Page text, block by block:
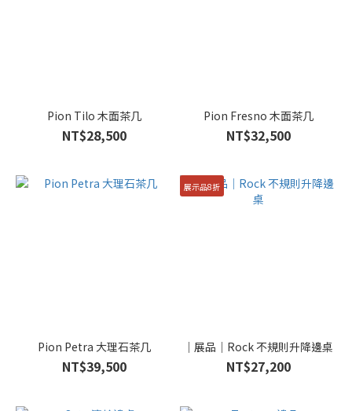
Pion Tilo 木面茶几
NT$28,500
Pion Fresno 木面茶几
NT$32,500
Pion Petra 大理石茶几
NT$39,500
展示品8折
｜展品｜Rock 不規則升降邊桌
NT$27,200